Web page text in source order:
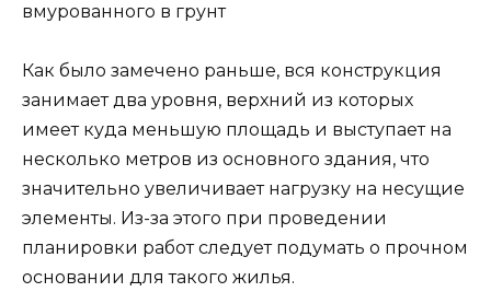
вмурованного в грунт
Как было замечено раньше, вся конструкция
занимает два уровня, верхний из которых
имеет куда меньшую площадь и выступает на
несколько метров из основного здания, что
значительно увеличивает нагрузку на несущие
элементы. Из-за этого при проведении
планировки работ следует подумать о прочном
основании для такого жилья.